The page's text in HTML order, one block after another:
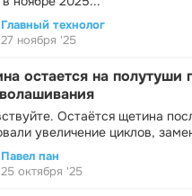
Главный технолог
27 ноября '25
остается на полутуши
Остаётся щетина
увеличение циклов,
Павел пан
25 октября '25